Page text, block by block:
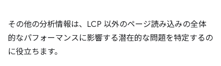
その他の分析情報は、LCP 以外のページ読み込みの全体
的なパフォーマンスに影響する潜在的な問題を特定するの
に役立ちます。